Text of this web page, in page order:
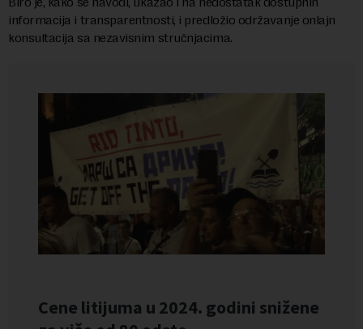
informacija i transparentnosti, i predložio održavanje onlajn
konsultacija sa nezavisnim stručnjacima.